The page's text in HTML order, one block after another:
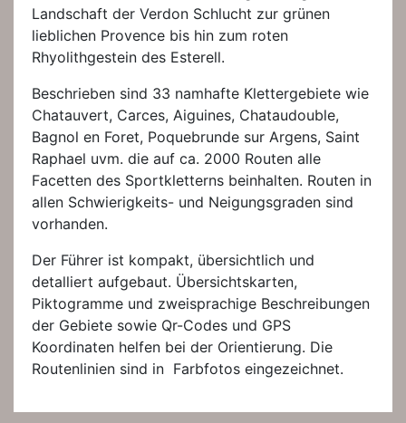
Landschaft der Verdon Schlucht zur grünen
lieblichen Provence bis hin zum roten
Rhyolithgestein des Esterell.
Beschrieben sind 33 namhafte Klettergebiete wie
Chatauvert, Carces, Aiguines, Chataudouble,
Bagnol en Foret, Poquebrunde sur Argens, Saint
Raphael uvm. die auf ca. 2000 Routen alle
Facetten des Sportkletterns beinhalten. Routen in
allen Schwierigkeits- und Neigungsgraden sind
vorhanden.
Der Führer ist kompakt, übersichtlich und
detalliert aufgebaut. Übersichtskarten,
Piktogramme und zweisprachige Beschreibungen
der Gebiete sowie Qr-Codes und GPS
Koordinaten helfen bei der Orientierung. Die
Routenlinien sind in Farbfotos eingezeichnet.